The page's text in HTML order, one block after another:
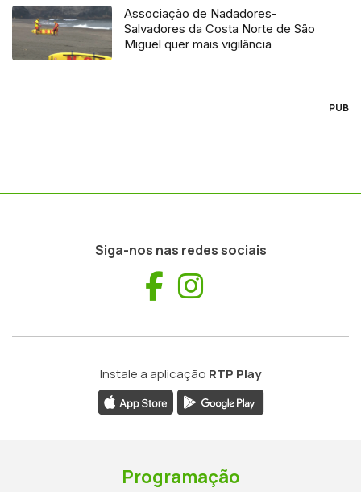
Associação de Nadadores-
Salvadores da Costa Norte de São
Miguel quer mais vigilância
PUB
Siga-nos nas redes sociais
Facebook
Instale a aplicação RTP Play
Programação